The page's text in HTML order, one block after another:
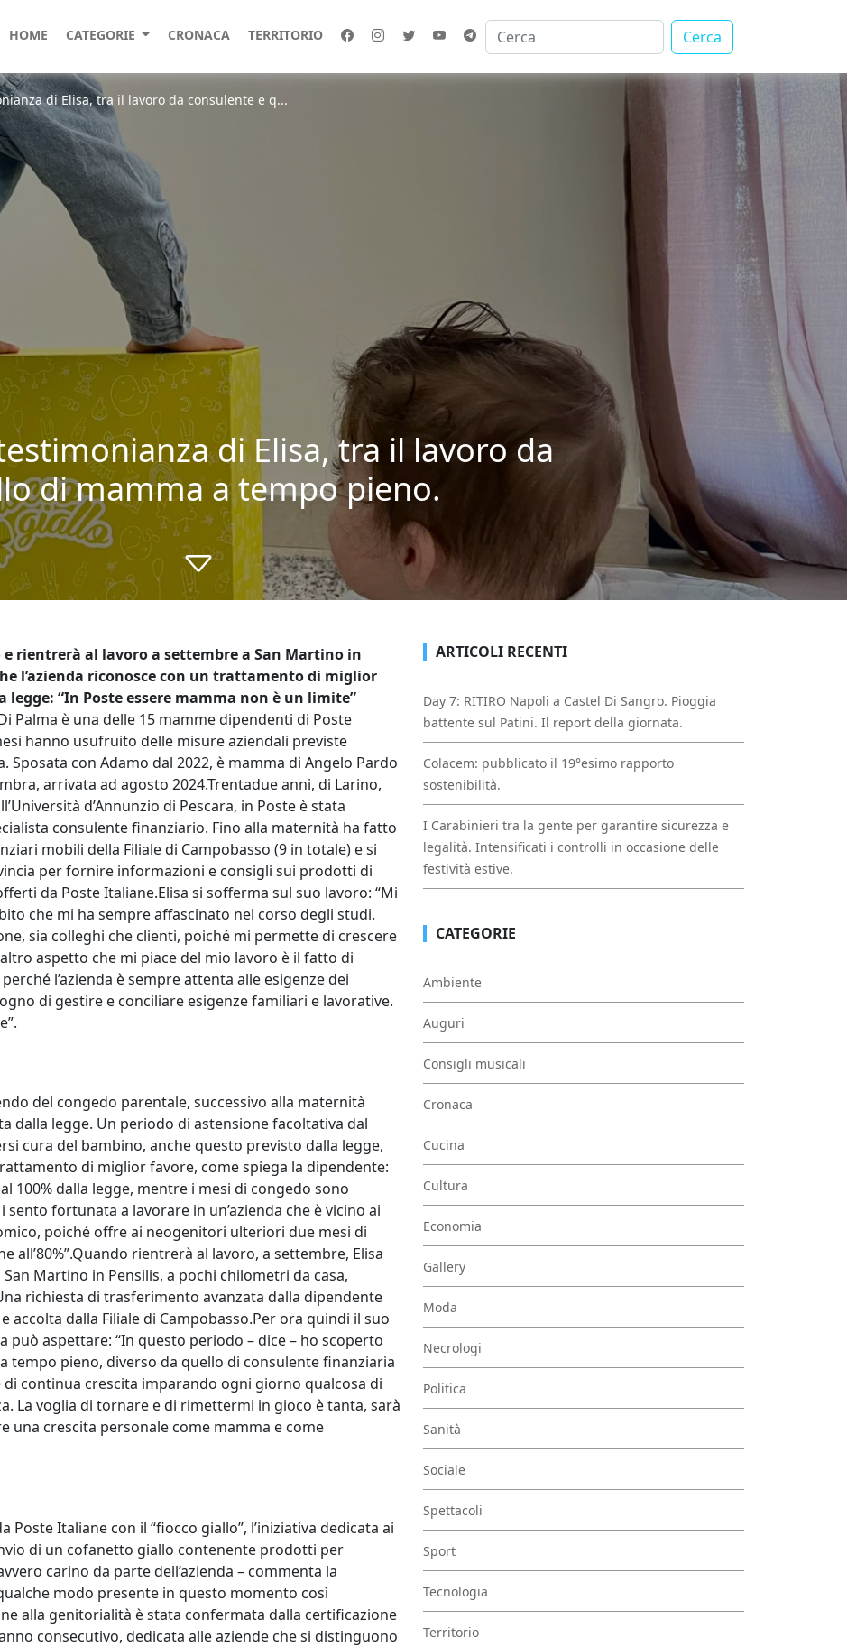
HOME CATEGORIE CRONACA TERRITORIO Cerca
di Elisa, tra il lavoro da consulente e q...
di Elisa, tra il lavoro da
di mamma a tempo pieno.
rientrerà al lavoro a settembre a San Martino in
l’azienda riconosce con un trattamento di miglior
“In Poste essere mamma non è un limite”
Palma è una delle 15 mamme dipendenti di Poste
hanno usufruito delle misure aziendali previste
Sposata con Adamo dal 2022, è mamma di Angelo Pardo
arrivata ad agosto 2024.Trentadue anni, di Larino,
d’Annunzio di Pescara, in Poste è stata
consulente finanziario. Fino alla maternità ha fatto
mobili della Filiale di Campobasso (9 in totale) e si
per fornire informazioni e consigli sui prodotti di
da Poste Italiane.Elisa si sofferma sul suo lavoro: “Mi
che mi ha sempre affascinato nel corso degli studi.
sia colleghi che clienti, poiché mi permette di crescere
aspetto che mi piace del mio lavoro è il fatto di
l’azienda è sempre attenta alle esigenze dei
di gestire e conciliare esigenze familiari e lavorative.
del congedo parentale, successivo alla maternità
dalla legge. Un periodo di astensione facoltativa dal
cura del bambino, anche questo previsto dalla legge,
di miglior favore, come spiega la dipendente:
100% dalla legge, mentre i mesi di congedo sono
sento fortunata a lavorare in un’azienda che è vicino ai
poiché offre ai neogenitori ulteriori due mesi di
all’80%”.Quando rientrerà al lavoro, a settembre, Elisa
Martino in Pensilis, a pochi chilometri da casa,
richiesta di trasferimento avanzata dalla dipendente
accolta dalla Filiale di Campobasso.Per ora quindi il suo
può aspettare: “In questo periodo – dice – ho scoperto
tempo pieno, diverso da quello di consulente finanziaria
continua crescita imparando ogni giorno qualcosa di
La voglia di tornare e di rimettermi in gioco è tanta, sarà
una crescita personale come mamma e come
Poste Italiane con il “fiocco giallo”, l’iniziativa dedicata ai
di un cofanetto giallo contenente prodotti per
carino da parte dell’azienda – commenta la
modo presente in questo momento così
alla genitorialità è stata confermata dalla certificazione
consecutivo, dedicata alle aziende che si distinguono
ARTICOLI RECENTI
Day 7: RITIRO Napoli a Castel Di Sangro. Pioggia
battente sul Patini. Il report della giornata.
Colacem: pubblicato il 19°esimo rapporto
sostenibilità.
I Carabinieri tra la gente per garantire sicurezza e
legalità. Intensificati i controlli in occasione delle
festività estive.
CATEGORIE
Ambiente
Auguri
Consigli musicali
Cronaca
Cucina
Cultura
Economia
Gallery
Moda
Necrologi
Politica
Sanità
Sociale
Spettacoli
Sport
Tecnologia
Territorio